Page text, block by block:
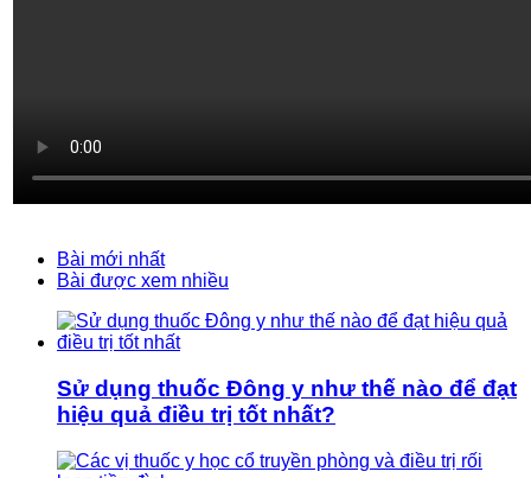
Bài mới nhất
Bài được xem nhiều
Sử dụng thuốc Đông y như thế nào để đạt
hiệu quả điều trị tốt nhất?